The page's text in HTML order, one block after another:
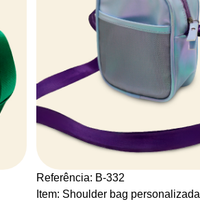
Referência: B-332
Item: Shoulder bag personalizada